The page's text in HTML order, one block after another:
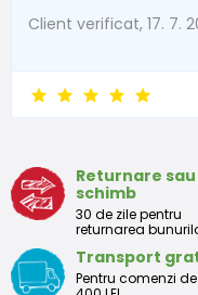
Client verificat, 17. 7.
Returnare sau
schimb
30 de zile pentru
returnarea
Transport
Pentru comenzi